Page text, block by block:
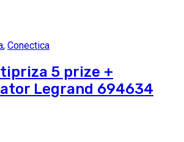
, Conectica
5 prize +
Legrand 694634